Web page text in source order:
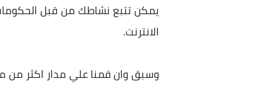
يمكن تتبع نشاطك من قبل
الانترنت.
وسبق وان قمنا علي مدار اكثر